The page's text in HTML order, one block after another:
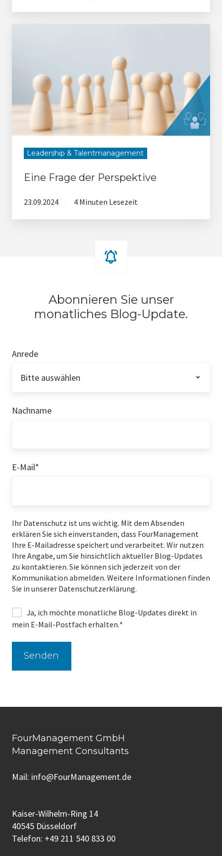
Leadership & Talentmanagement
Eine Frage der Perspektive
23.09.2024 4 Minuten Lesezeit
Abonnieren Sie unser
monatliches Blog-Update.
Anrede
Nachname
E-Mail*
Ihr Datenschutz ist uns wichtig. Mit dem Absenden
erklären Sie sich einverstanden, dass FourManagement
Ihre E-Mailadresse speichert und verarbeitet. Wir nutzen
Ihre Angabe, um Sie hinsichtlich aktueller Blog-Updates
zu kontaktieren. Sie können sich jederzeit von der
Kommunikation abmelden. Weitere Informationen finden
Sie in unserer Datenschutzerklärung.
Ja, ich möchte monatliche Blog-Updates direkt in
mein E-Mail-Postfach erhalten.*
FourManagement GmbH
Management Consultants
Mail: info@FourManagement.de
Kaiser-Wilhelm-Ring 14
40545 Düsseldorf
Telefon: +49 211 540 833 00